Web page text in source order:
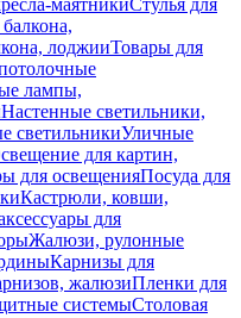
маятникиСтулья для
лоджииТовары для
лампы,
Настенные светильники,
светильникиУличные
для картин,
для освещенияПосуда для
Кастрюли, ковши,
для
Жалюзи, рулонные
Карнизы для
жалюзиПленки для
системыСтоловая